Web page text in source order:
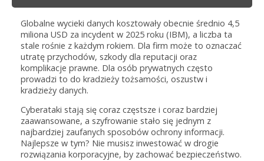
Globalne wycieki danych kosztowały obecnie średnio 4,5
miliona USD za incydent w 2025 roku (IBM), a liczba ta
stale rośnie z każdym rokiem. Dla firm może to oznaczać
utratę przychodów, szkody dla reputacji oraz
komplikacje prawne. Dla osób prywatnych często
prowadzi to do kradzieży tożsamości, oszustw i
kradzieży danych.
Cyberataki stają się coraz częstsze i coraz bardziej
zaawansowane, a szyfrowanie stało się jednym z
najbardziej zaufanych sposobów ochrony informacji.
Najlepsze w tym? Nie musisz inwestować w drogie
rozwiązania korporacyjne, by zachować bezpieczeństwo.